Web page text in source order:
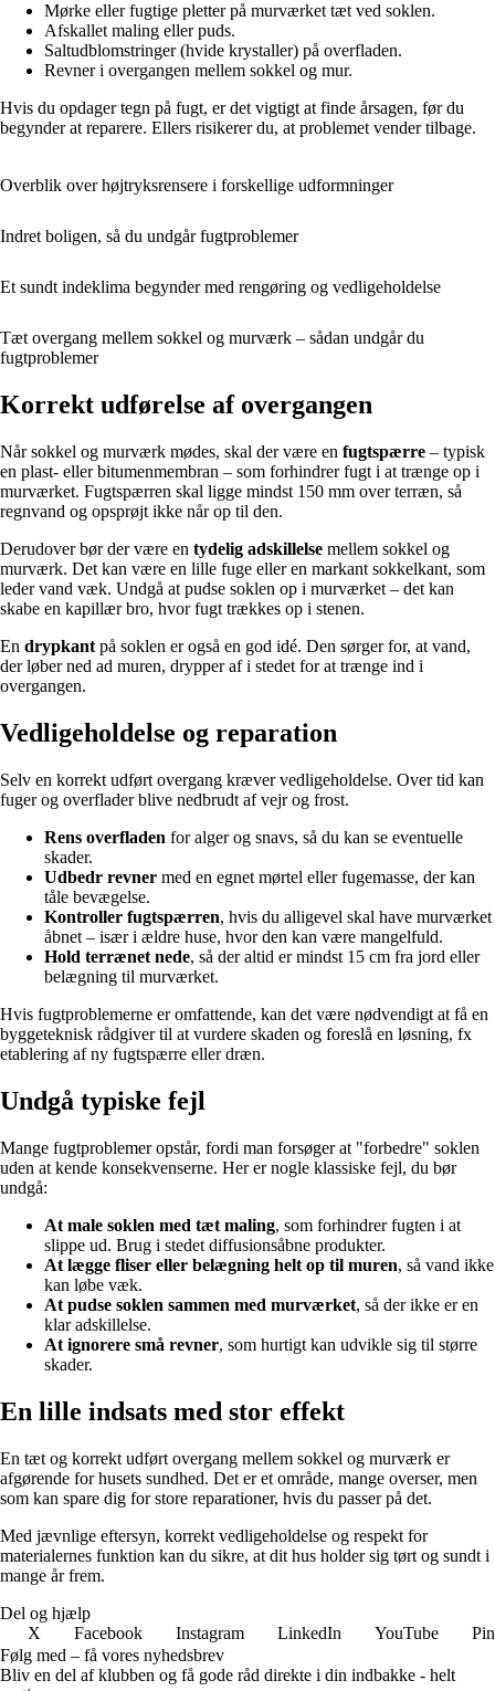
Mørke eller fugtige pletter på murværket tæt ved soklen.
Afskallet maling eller puds.
Saltudblomstringer (hvide krystaller) på overfladen.
Revner i overgangen mellem sokkel og mur.
Hvis du opdager tegn på fugt, er det vigtigt at finde årsagen, før du
begynder at reparere. Ellers risikerer du, at problemet vender tilbage.
Overblik over højtryksrensere i forskellige udformninger
Indret boligen, så du undgår fugtproblemer
Et sundt indeklima begynder med rengøring og vedligeholdelse
Tæt overgang mellem sokkel og murværk – sådan undgår du
fugtproblemer
Korrekt udførelse af overgangen
Når sokkel og murværk mødes, skal der være en fugtspærre – typisk
en plast- eller bitumenmembran – som forhindrer fugt i at trænge op i
murværket. Fugtspærren skal ligge mindst 150 mm over terræn, så
regnvand og opsprøjt ikke når op til den.
Derudover bør der være en tydelig adskillelse mellem sokkel og
murværk. Det kan være en lille fuge eller en markant sokkelkant, som
leder vand væk. Undgå at pudse soklen op i murværket – det kan
skabe en kapillær bro, hvor fugt trækkes op i stenen.
En drypkant på soklen er også en god idé. Den sørger for, at vand,
der løber ned ad muren, drypper af i stedet for at trænge ind i
overgangen.
Vedligeholdelse og reparation
Selv en korrekt udført overgang kræver vedligeholdelse. Over tid kan
fuger og overflader blive nedbrudt af vejr og frost.
Rens overfladen for alger og snavs, så du kan se eventuelle
skader.
Udbedr revner med en egnet mørtel eller fugemasse, der kan
tåle bevægelse.
Kontroller fugtspærren, hvis du alligevel skal have murværket
åbnet – især i ældre huse, hvor den kan være mangelfuld.
Hold terrænet nede, så der altid er mindst 15 cm fra jord eller
belægning til murværket.
Hvis fugtproblemerne er omfattende, kan det være nødvendigt at få en
byggeteknisk rådgiver til at vurdere skaden og foreslå en løsning, fx
etablering af ny fugtspærre eller dræn.
Undgå typiske fejl
Mange fugtproblemer opstår, fordi man forsøger at "forbedre" soklen
uden at kende konsekvenserne. Her er nogle klassiske fejl, du bør
undgå:
At male soklen med tæt maling, som forhindrer fugten i at
slippe ud. Brug i stedet diffusionsåbne produkter.
At lægge fliser eller belægning helt op til muren, så vand ikke
kan løbe væk.
At pudse soklen sammen med murværket, så der ikke er en
klar adskillelse.
At ignorere små revner, som hurtigt kan udvikle sig til større
skader.
En lille indsats med stor effekt
En tæt og korrekt udført overgang mellem sokkel og murværk er
afgørende for husets sundhed. Det er et område, mange overser, men
som kan spare dig for store reparationer, hvis du passer på det.
Med jævnlige eftersyn, korrekt vedligeholdelse og respekt for
materialernes funktion kan du sikre, at dit hus holder sig tørt og sundt i
mange år frem.
Del og hjælp
X
Facebook Instagram LinkedIn YouTube
Følg med – få vores nyhedsbrev
Bliv en del af klubben og få gode råd direkte i din indbakke - helt